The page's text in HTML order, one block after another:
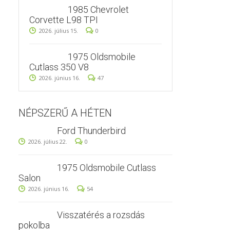
1985 Chevrolet
Corvette L98 TPI
2026. július 15. 0
1975 Oldsmobile
Cutlass 350 V8
2026. június 16. 47
NÉPSZERŰ A HÉTEN
Ford Thunderbird
2026. július 22. 0
1975 Oldsmobile Cutlass
Salon
2026. június 16. 54
Visszatérés a rozsdás
pokolba